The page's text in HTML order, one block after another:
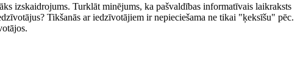
izskaidrojums. Turklāt minējums, ka pašvaldības informatīvais laikraksts
Tikšanās ar iedzīvotājiem ir nepieciešama ne tikai "ķeksīšu" pēc.